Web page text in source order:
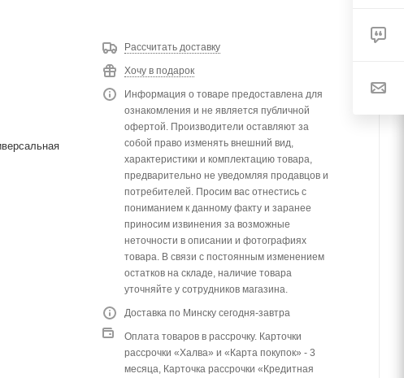
Рассчитать доставку
Хочу в подарок
Информация о товаре предоставлена для
ознакомления и не является публичной
офертой. Производители оставляют за
собой право изменять внешний вид,
характеристики и комплектацию товара,
предварительно не уведомляя продавцов и
потребителей. Просим вас отнестись с
пониманием к данному факту и заранее
приносим извинения за возможные
неточности в описании и фотографиях
товара. В связи с постоянным изменением
остатков на складе, наличие товара
уточняйте у сотрудников магазина.
Доставка по Минску сегодня-завтра
Оплата товаров в рассрочку. Карточки
рассрочки «Халва» и «Карта покупок» - 3
месяца, Карточка рассрочки «Кредитная